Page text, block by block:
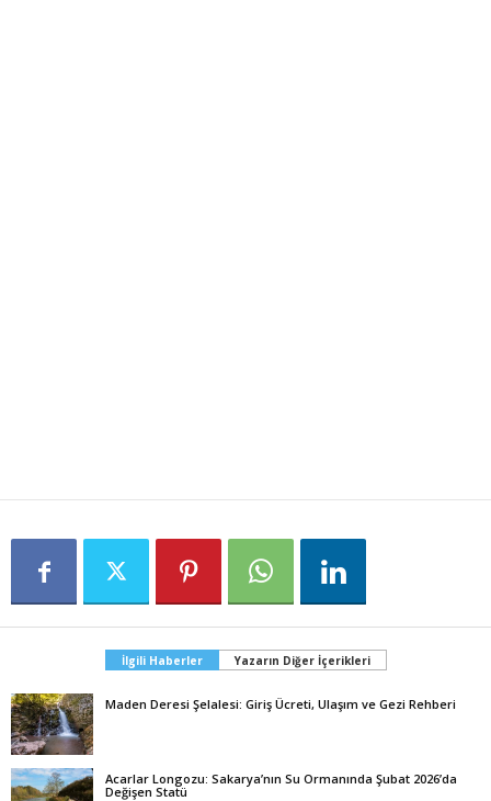
İlgili Haberler Yazarın Diğer İçerikleri
Maden Deresi Şelalesi: Giriş Ücreti, Ulaşım ve Gezi Rehberi
Acarlar Longozu: Sakarya’nın Su Ormanında Şubat 2026’da
Değişen Statü